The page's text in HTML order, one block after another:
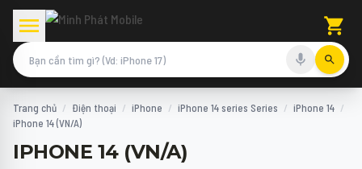
Trang chủ / Điện thoại / iPhone / iPhone 14 series Series / iPhone 14 /
iPhone 14 (VN/A)
IPHONE 14 (VN/A)